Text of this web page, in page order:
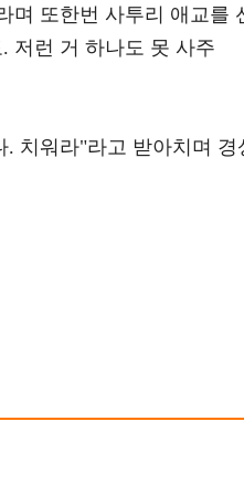
며 또한번 사투리 애교를
저런 거 하나도 못 사주
치워라"라고 받아치며 경